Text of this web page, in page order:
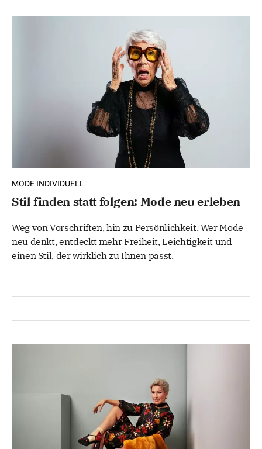
MODE INDIVIDUELL
Stil finden statt folgen: Mode neu erleben
Weg von Vorschriften, hin zu Persönlichkeit. Wer Mode
neu denkt, entdeckt mehr Freiheit, Leichtigkeit und
einen Stil, der wirklich zu Ihnen passt.